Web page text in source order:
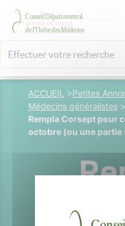
ACCUEIL >Petites
Médecins généralistes >
Rempla Corsept pour
octobre (ou une partie